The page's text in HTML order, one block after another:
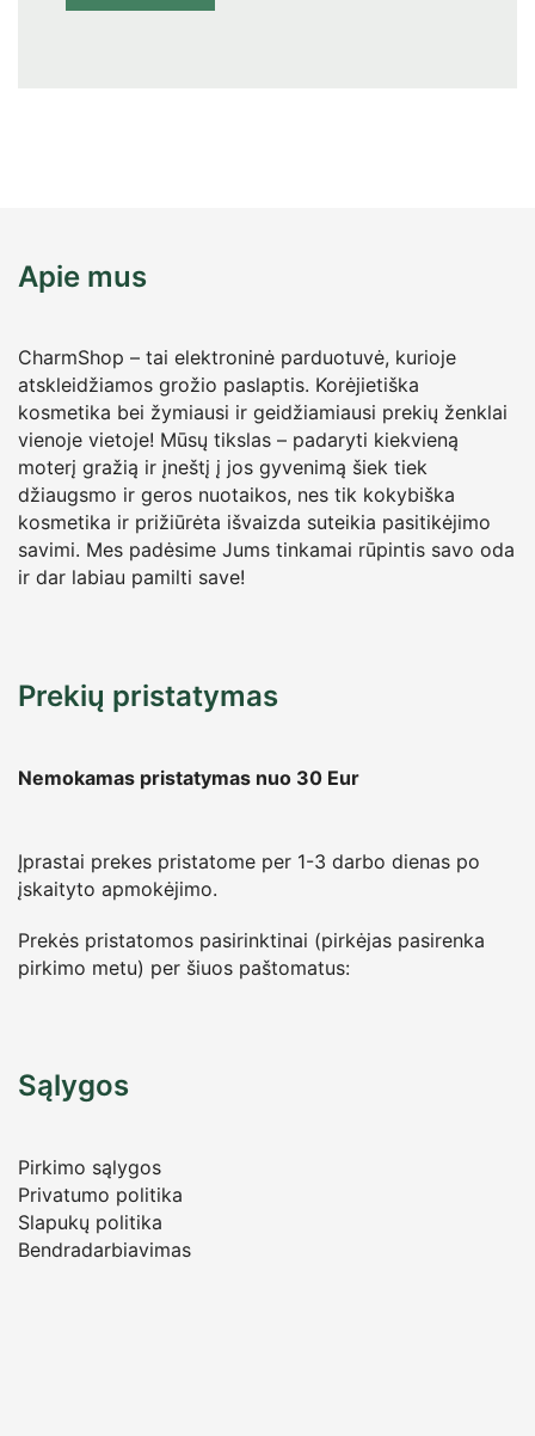
Apie mus
CharmShop – tai elektroninė parduotuvė, kurioje
atskleidžiamos grožio paslaptis. Korėjietiška
kosmetika bei žymiausi ir geidžiamiausi prekių ženklai
vienoje vietoje! Mūsų tikslas – padaryti kiekvieną
moterį gražią ir įneštį į jos gyvenimą šiek tiek
džiaugsmo ir geros nuotaikos, nes tik kokybiška
kosmetika ir prižiūrėta išvaizda suteikia pasitikėjimo
savimi. Mes padėsime Jums tinkamai rūpintis savo oda
ir dar labiau pamilti save!
Prekių pristatymas
Nemokamas pristatymas nuo 30 Eur
Įprastai prekes pristatome per 1-3 darbo dienas po
įskaityto apmokėjimo.
Prekės pristatomos pasirinktinai (pirkėjas pasirenka
pirkimo metu) per šiuos paštomatus:
Sąlygos
Pirkimo sąlygos
Privatumo politika
Slapukų politika
Bendradarbiavimas